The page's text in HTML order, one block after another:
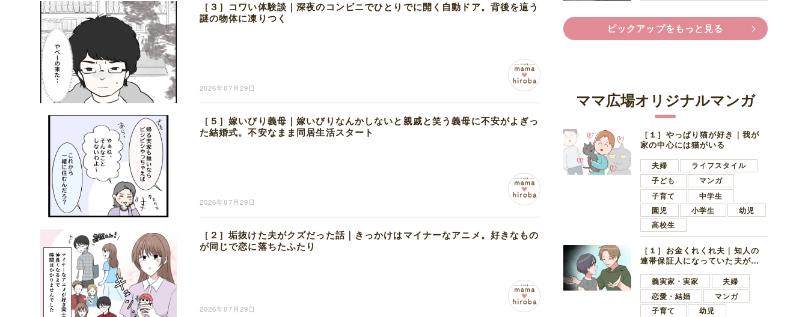
［３］コワい体験談｜深夜のコンビニでひとりでに開く自動ドア。背後を這う
謎の物体に凍りつく
2026年07月29日
［５］嫁いびり義母｜嫁いびりなんかしないと親戚と笑う義母に不安がよぎっ
た結婚式。不安なまま同居生活スタート
2026年07月29日
［２］垢抜けた夫がクズだった話｜きっかけはマイナーなアニメ。好きなもの
が同じで恋に落ちたふたり
2026年07月29日
ピックアップをもっと見る
ママ広場オリジナルマンガ
［１］やっぱり猫が好き｜我が
家の中心には猫がいる
夫婦
ライフスタイル
子ども
マンガ
子育て
中学生
園児
小学生
幼児
高校生
［１］お金くれくれ夫｜知人の
連帯保証人になっていた夫が家
言ってきた
義実家・実家
夫婦
恋愛・結婚
マンガ
子育て
幼児